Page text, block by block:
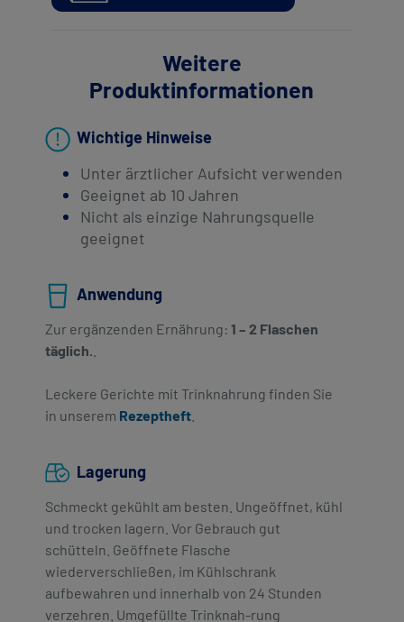
Weitere
Produktinformationen
Wichtige Hinweise
Unter ärztlicher Aufsicht verwenden
Geeignet ab 10 Jahren
Nicht als einzige Nahrungsquelle
geeignet
Anwendung
Zur ergänzenden Ernährung: 1 – 2 Flaschen
täglich.
Leckere Gerichte mit Trinknahrung finden Sie
in unserem Rezeptheft
Lagerung
Schmeckt gekühlt am besten. Ungeöffnet, kühl
und trocken lagern. Vor Gebrauch gut
schütteln. Geöffnete Flasche
wiederverschließen, im Kühlschrank
aufbewahren und innerhalb von 24 Stunden
verzehren. Umgefüllte Trinknah-rung